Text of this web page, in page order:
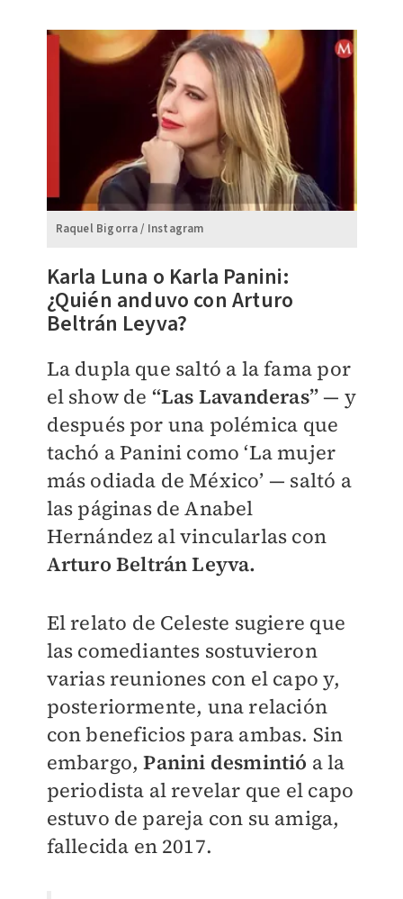
Raquel Bigorra / Instagram
Karla Luna o Karla Panini:
¿Quién anduvo con Arturo
Beltrán Leyva?
La dupla que saltó a la fama por
el show de “Las Lavanderas”— y
después por una polémica que
tachó a Panini como ‘La mujer
más odiada de México’ — saltó a
las páginas de Anabel
Hernández al vincularlas con
Arturo Beltrán Leyva.
El relato de Celeste sugiere que
las comediantes sostuvieron
varias reuniones con el capo y,
posteriormente, una relación
con beneficios para ambas. Sin
embargo,Panini desmintió a la
periodista al revelar que el capo
estuvo de pareja con su amiga,
fallecida en 2017.